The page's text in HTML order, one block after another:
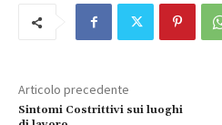
Articolo precedente
Sintomi Costrittivi sui luoghi